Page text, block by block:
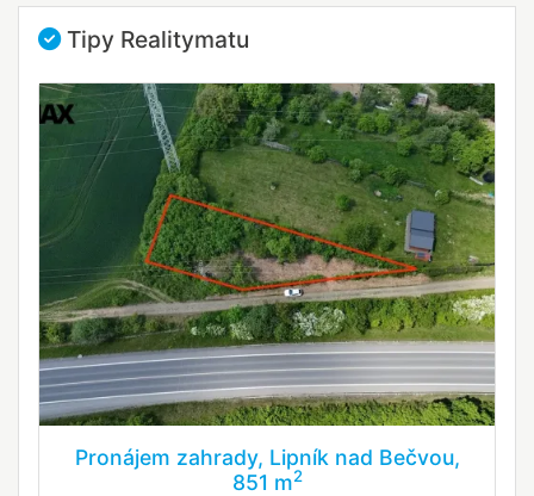
Tipy Realitymatu
Pronájem zahrady, Lipník nad Bečvou,
851 m2